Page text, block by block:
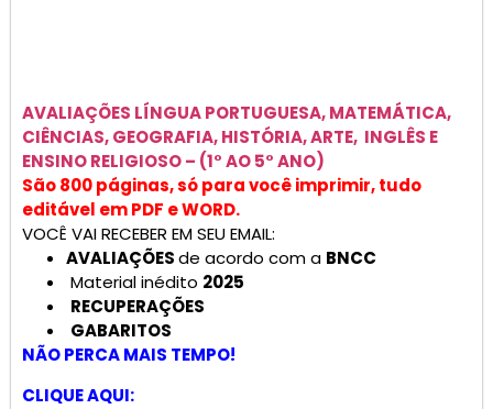
AVALIAÇÕES LÍNGUA PORTUGUESA, MATEMÁTICA,
CIÊNCIAS, GEOGRAFIA, HISTÓRIA, ARTE, INGLÊS E
ENSINO RELIGIOSO – (1° AO 5° ANO)
São 800 páginas, só para você imprimir, tudo
editável em PDF e WORD.
VOCÊ VAI RECEBER EM SEU EMAIL:
AVALIAÇÕESde acordo com a BNCC
Material inédito 2025
RECUPERAÇÕES
GABARITOS
NÃO PERCA MAIS TEMPO!
CLIQUE AQUI: